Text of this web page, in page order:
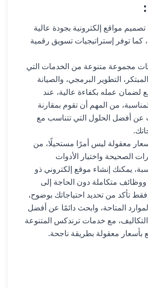
مواقع إلكترونية بجودة عالية
كما توفر إستراتيجيات تسويق رقمية
مجموعة متنوعة من الخدمات التي
التطوير البرمجي، والصيانة
لضمان عمله بكفاءة عالية، عند
من المهم أن تقوم بمقارنة
عن أفضل الحلول التي تتناسب مع
معقولة ليس أمرًا مستحيلًا، من
الصحيحة واختيار الأدوات
يمكنك إنشاء موقع إلكتروني ذو
متكاملة دون الحاجة إلى
فقط تأكد من تحديد احتياجاتك بوضوح،
المتاحة، وابحث دائمًا عن أفضل
مع خدمات ترندكس المتنوعة
بأسعار معقولة بطريقة ناجحة.